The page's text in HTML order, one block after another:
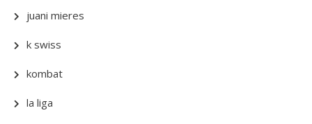
juani mieres
k swiss
kombat
la liga